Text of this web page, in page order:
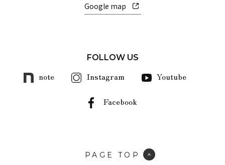
Google map
FOLLOW US
note Instagram Youtube
Facebook
PAGE TOP